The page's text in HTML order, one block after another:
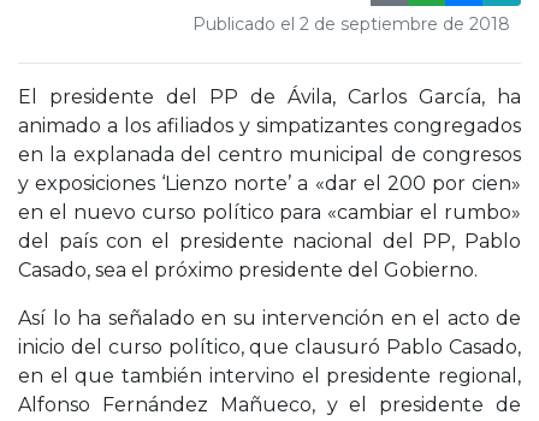
Publicado el 2 de septiembre de 2018
El presidente del PP de Ávila, Carlos García, ha
animado a los afiliados y simpatizantes congregados
en la explanada del centro municipal de congresos
y exposiciones ‘Lienzo norte’ a «dar el 200 por cien»
en el nuevo curso político para «cambiar el rumbo»
del país con el presidente nacional del PP, Pablo
Casado, sea el próximo presidente del Gobierno.
Así lo ha señalado en su intervención en el acto de
inicio del curso político, que clausuró Pablo Casado,
en el que también intervino el presidente regional,
Alfonso Fernández Mañueco, y el presidente de